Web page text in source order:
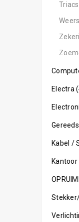
Electra
Kabel /